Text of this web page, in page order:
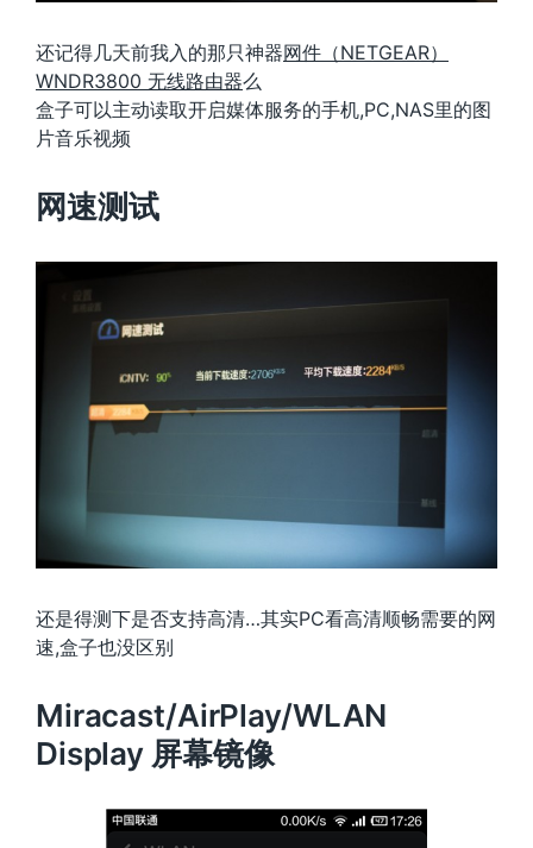
还记得几天前我入的那只神器网件（NETGEAR）
WNDR3800 无线路由器么
盒子可以主动读取开启媒体服务的手机,PC,NAS里的图
片音乐视频
网速测试
还是得测下是否支持高清…其实PC看高清顺畅需要的网
速,盒子也没区别
Miracast/AirPlay/WLAN
Display 屏幕镜像